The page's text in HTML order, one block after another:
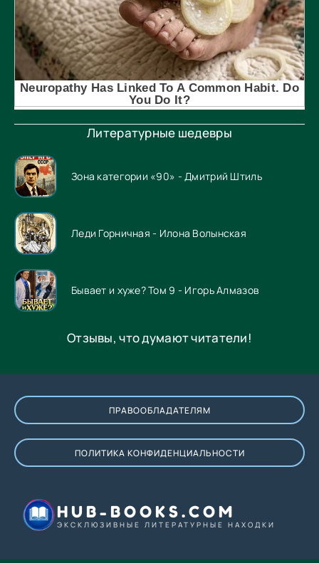
Литературные шедевры
Зона категории «90» - Дмитрий Штиль
Леди Горничная - Илона Волынская
Бывает и хуже? Том 9 - Игорь Алмазов
Отзывы, что думают читатели!
ПРАВООБЛАДАТЕЛЯМ
ПОЛИТИКА КОНФИДЕНЦИАЛЬНОСТИ
HUB-BOOKS.COM
ЭКСКЛЮЗИВНЫЕ ЛИТЕРАТУРНЫЕ НАХОДКИ